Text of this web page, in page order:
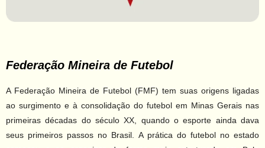
Federação Mineira de Futebol
A Federação Mineira de Futebol (FMF) tem suas origens ligadas
ao surgimento e à consolidação do futebol em Minas Gerais nas
primeiras décadas do século XX, quando o esporte ainda dava
seus primeiros passos no Brasil. A prática do futebol no estado